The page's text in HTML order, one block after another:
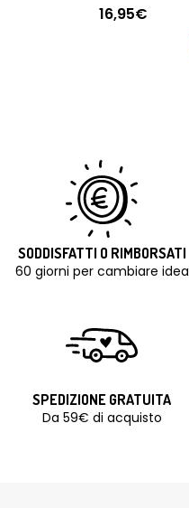
16,95€
SODDISFATTI O RIMBORSATI
60 giorni per cambiare idea
SPEDIZIONE GRATUITA
Da 59€ di acquisto